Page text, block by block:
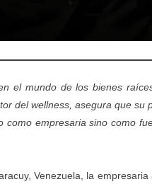
el mundo de los bienes
del wellness, asegura que su
empresaria sino como
Venezuela, la